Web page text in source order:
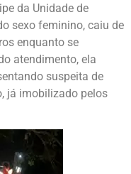
da Unidade de
sexo feminino, caiu de
enquanto se
atendimento, ela
suspeita de
já imobilizado pelos